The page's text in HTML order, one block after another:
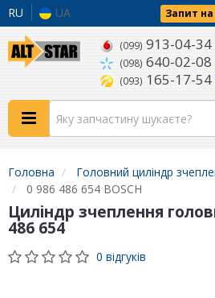
RU UA Запит на
(099) 913-04-34
(098) 640-02-08
(093) 165-17-54
Головна
Головний циліндр
0 986 486 654 BOSCH
Циліндр зчеплення
486 654
0 відгуків